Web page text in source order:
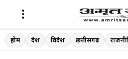
Skip
to
होम देश विदेश छत्तीसगढ़